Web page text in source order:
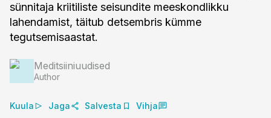
sünnitaja kriitiliste seisundite meeskondlikku
lahendamist, täitub detsembris kümme
tegutsemisaastat.
Meditsiiniuudised
Author
Kuula Jaga Salvesta Vihja